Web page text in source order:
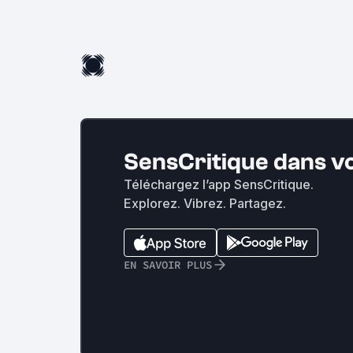
SensCritique dans
Téléchargez l’app SensCritique.
Explorez. Vibrez. Partagez.
EN SAVOIR PLUS